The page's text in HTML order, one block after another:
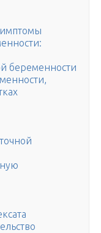
беременности